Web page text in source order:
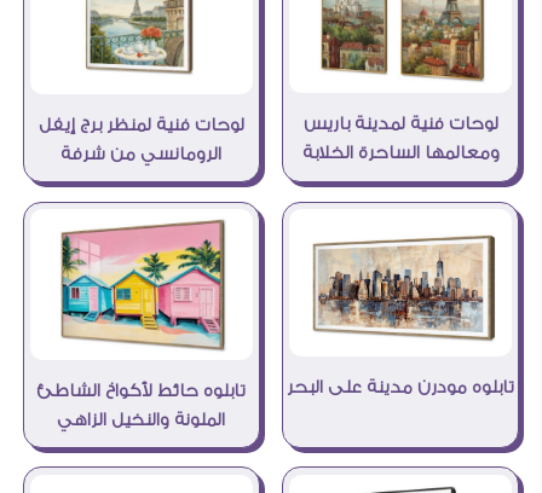
لوحات فنية لمدينة باريس
ومعالمها الساحرة الخلابة
لوحات فنية لمنظر برج إيفل
الرومانسي من شرفة
تابلوه مودرن مدينة على البحر
تابلوه حائط لأكواخ الشاطئ
الملونة والنخيل الزاهي